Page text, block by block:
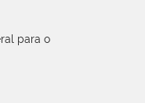
para o